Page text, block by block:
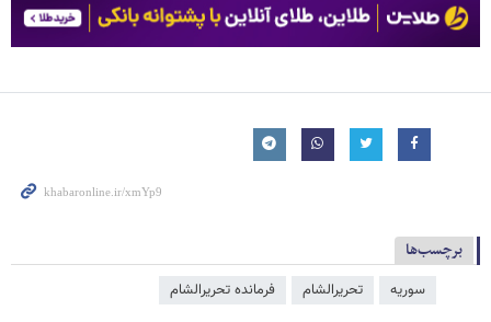
برچسب‌ها
سوریه تحریرالشام فرمانده تحریرالشام